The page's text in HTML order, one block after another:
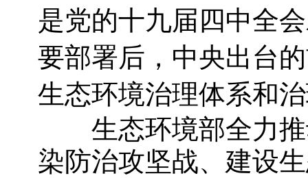
是党的十九届四中全
要部署后，中央出台
生态环境治理体系和
生态环境部全力推
染防治攻坚战、建设